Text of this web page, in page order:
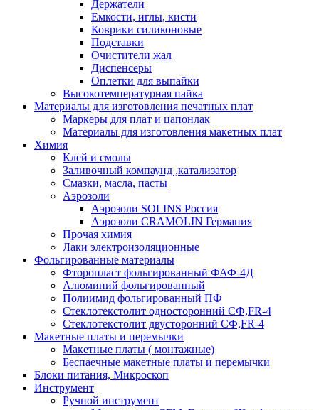
Держатели
Емкости, иглы, кисти
Коврики силиконовые
Подставки
Очистители жал
Диспенсеры
Оплетки для выпайки
Высокотемпературная пайка
Материалы для изготовления печатных плат
Маркеры для плат и цапонлак
Материалы для изготовления макетных плат
Химия
Клей и смолы
Заливочный компаунд ,катализатор
Смазки, масла, пасты
Аэрозоли
Аэрозоли SOLINS Россия
Аэрозоли CRAMOLIN Германия
Прочая химия
Лаки электроизоляционные
Фольгированные материалы
Фторопласт фольгированный ФАФ-4Д
Алюминий фольгированный
Полиимид фольгированный ПФ
Стеклотекстолит односторонний CФ,FR-4
Стеклотекстолит двусторонний СФ,FR-4
Макетные платы и перемычки
Макетные платы ( монтажные)
Беспаечные макетные платы и перемычки
Блоки питания, Микроскоп
Инструмент
Ручной инструмент